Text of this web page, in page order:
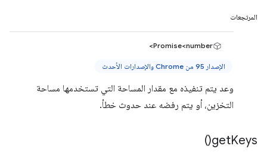
المرتجعات
Promise<number>
الإصدار 95 من Chrome والإصدارات الأحدث
وعد يتم تنفيذه مع مقدار المساحة التي تستخدمها مساحة
التخزين، أو يتم رفضه عند حدوث خطأ.
getKeys(
)